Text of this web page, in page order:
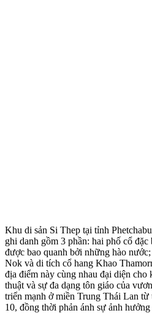
Khu di sản Si Thep tại tỉnh
ghi danh gồm 3 phần: hai phố cổ
được bao quanh bởi những hào
Nok và di tích cổ hang Khao
địa điểm này cùng nhau đại diện cho
thuật và sự đa dạng tôn giáo của
triển mạnh ở miền Trung Thái Lan
10, đồng thời phản ánh sự ảnh